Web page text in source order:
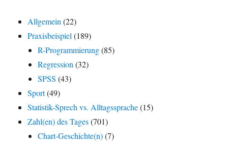
Allgemein (22)
Praxisbeispiel (189)
R-Programmierung(85)
Regression (32)
SPSS (43)
Sport(49)
Statistik-Sprech vs. Alltagssprache(15)
Zahl(en) des Tages(701)
Chart-Geschichte(n)(7)